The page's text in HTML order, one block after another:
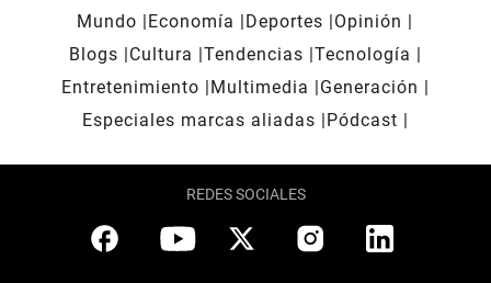
Mundo Economía Deportes
Opinión
Blogs
Cultura Tendencias Tecnología
Entretenimiento
Multimedia
Generación
Especiales marcas aliadas
Pódcast
REDES SOCIALES